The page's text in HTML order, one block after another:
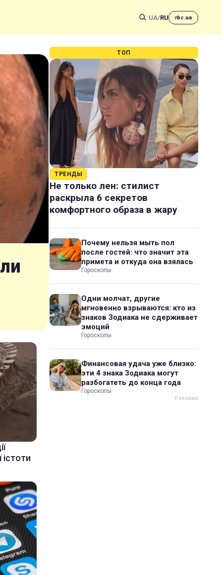
UA/RU rbc.ua
ТОП
ТРЕНДЫ
Не только лен: стилист
раскрыла 6 секретов
комфортного образа в жару
Почему нельзя мыть пол
после гостей: что значит эта
примета и откуда она взялась
Гороскопы
Одни молчат, другие
мгновенно взрываются: кто из
знаков Зодиака не сдерживает
эмоций
Гороскопы
Финансовая удача уже близко:
эти 4 знака Зодиака могут
разбогатеть до конца года
Гороскопы